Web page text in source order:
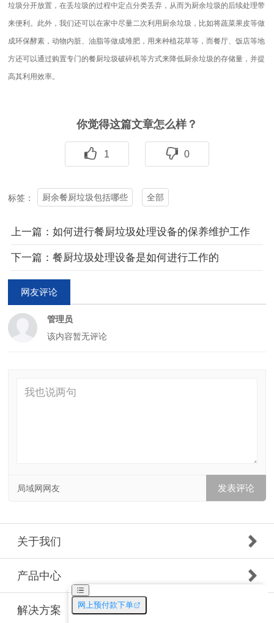
垃圾分开放置，在丢垃圾的过程中定点分类丢弃，从而为厨余垃圾的后续处理带
来便利。此外，我们还可以在家中尽量二次利用厨余垃圾，比如将蔬菜果皮等做
成环保酵素，动物内脏、油脂等做成堆肥，用来种植花草等，而餐厅、饭店等地
方还可以通过购置专门的餐厨垃圾破碎机等方式来降低厨余垃圾的存储量，并提
高其利用效率。
你觉得这篇文章怎么样？
1 0
标签： 厨余餐厨垃圾包括哪些 全部
上一篇：如何进行餐厨垃圾处理设备的保养维护工作
下一篇：餐厨垃圾处理设备是如何进行工作的
网友评论
管理员
该内容暂无评论
局域网网友
关于我们
产品中心
解决方案